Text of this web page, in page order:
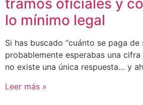
tramos oficiales y
lo mínimo legal
Si has buscado “cuánto se paga de
probablemente esperabas una
no existe una única respuesta… y
Leer más »